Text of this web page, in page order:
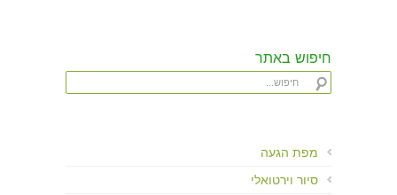
חיפוש באתר
מפת הגעה
סיור וירטואלי